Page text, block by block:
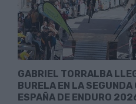
GABRIEL TORRALBA
BURELA EN LA SEGUNDA
ESPAÑA DE ENDURO